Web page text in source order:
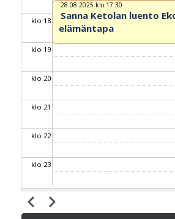
klo 18
klo 19
klo 20
klo 21
klo 22
klo 23
28.08.2025 klo 17:30
Sanna Ketolan luento
elämäntapa
Sivutus
EdellinenSeuraava